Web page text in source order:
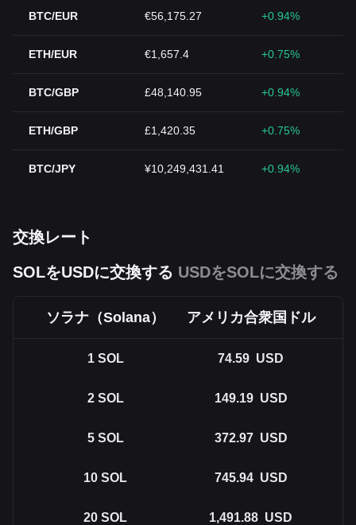
BTC/EUR €56,175.27 +0.94%
ETH/EUR €1,657.4 +0.75%
BTC/GBP £48,140.95 +0.94%
ETH/GBP £1,420.35 +0.75%
BTC/JPY ¥10,249,431.41 +0.94%
交換レート
SOLをUSDに交換する USDをSOLに交換する
ソラナ（Solana） アメリカ合衆国ドル
1 SOL 74.59 USD
2 SOL 149.19 USD
5 SOL 372.97 USD
10 SOL 745.94 USD
20 SOL 1,491.88 USD